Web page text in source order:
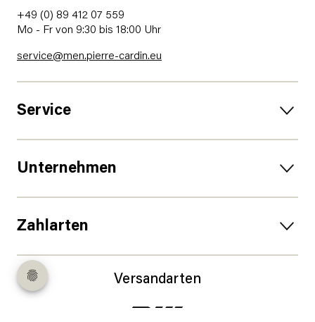
+49 (0) 89 412 07 559
Mo - Fr von 9:30 bis 18:00 Uhr
service@men.pierre-cardin.eu
Service
Unternehmen
Zahlarten
Versandarten